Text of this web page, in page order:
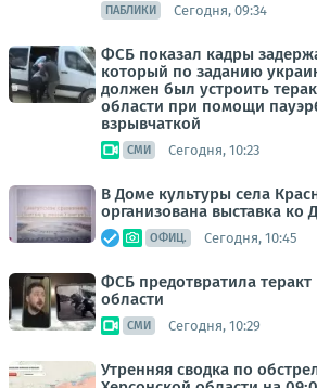
ПАБЛИКИ Сегодня, 09:34
ФСБ показал кадры
который по заданию
должен был устроить
области при помощи
взрывчаткой
СМИ Сегодня, 10:23
В Доме культуры села
организована выставка ко
ОФИЦ. Сегодня, 10:45
ФСБ предотвратила теракт
области
СМИ Сегодня, 10:29
Утренняя сводка по